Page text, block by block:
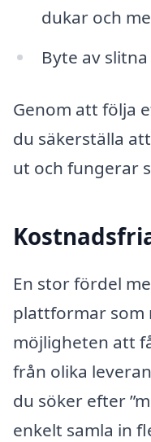
dukar och
Byte av
Genom att följa
du säkerställa
ut och fungerar
En stor fördel
plattformar som
möjligheten att
från olika
du söker efter
enkelt samla in